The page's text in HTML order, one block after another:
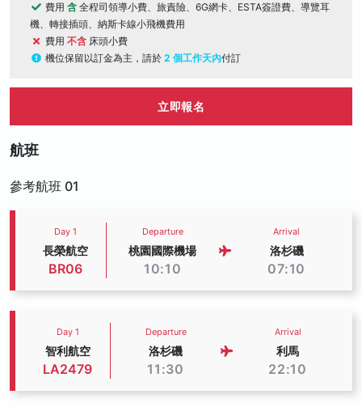
費用 含 全程司領導小費、旅責險、6G網卡、ESTA簽證費、導覽耳
機、轉接插頭、納斯卡線小飛機費用
費用 不含 床頭小費
機位保留以訂金為主，請於 2 個工作天內付訂
立即報名
航班
參考航班 01
Day 1
長榮航空
BR06
Departure
桃園國際機場
10:10
Arrival
洛杉磯
07:10
Day 1
智利航空
LA2479
Departure
洛杉磯
11:30
Arrival
利馬
22:10